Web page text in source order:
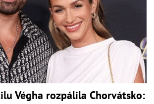
Végha rozpálila Chorvátsko: